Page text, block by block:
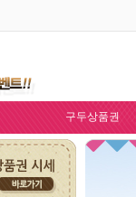
구두상품권